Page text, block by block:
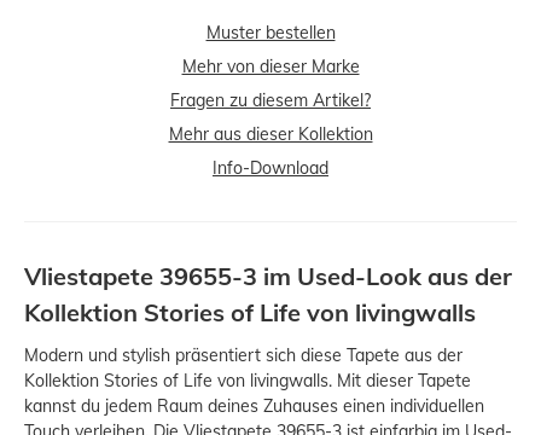
Muster bestellen
Mehr von dieser Marke
Fragen zu diesem Artikel?
Mehr aus dieser Kollektion
Info-Download
Vliestapete 39655-3 im Used-Look aus der
Kollektion Stories of Life von livingwalls
Modern und stylish präsentiert sich diese Tapete aus der
Kollektion Stories of Life von livingwalls. Mit dieser Tapete
kannst du jedem Raum deines Zuhauses einen individuellen